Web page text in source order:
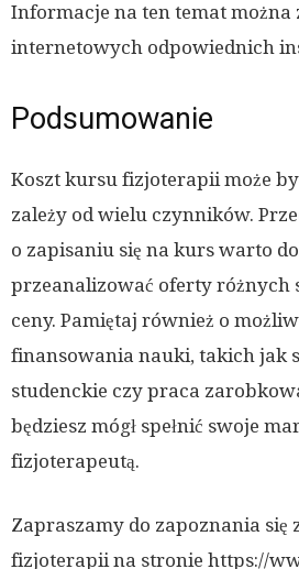
Informacje na ten temat można
internetowych odpowiednich
Podsumowanie
Koszt kursu fizjoterapii może
zależy od wielu czynników.
o zapisaniu się na kurs warto
przeanalizować oferty różnych
ceny. Pamiętaj również o
finansowania nauki, takich jak
studenckie czy praca
będziesz mógł spełnić swoje
fizjoterapeutą.
Zapraszamy do zapoznania się
fizjoterapii na stronie https://